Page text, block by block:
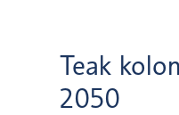
Teak
2050